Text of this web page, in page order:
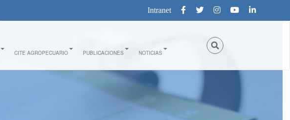
Intranet
CITE AGROPECUARIO PUBLICACIONES NOTICIAS